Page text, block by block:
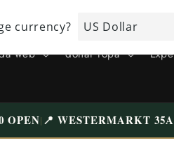
VISITE NUESTRA TIENDA ÚNICA
APARCAMIENTO
web donar ropa
OPEN| 📍 WESTERMARKT